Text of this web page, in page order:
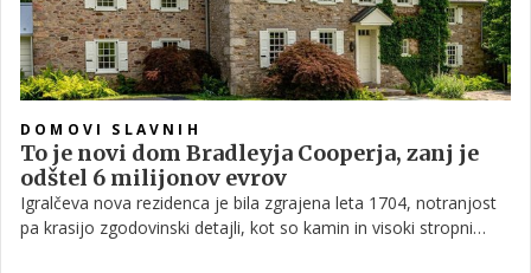
DOMOVI SLAVNIH
To je novi dom Bradleyja Cooperja, zanj je
odštel 6 milijonov evrov
Igralčeva nova rezidenca je bila zgrajena leta 1704, notranjost
pa krasijo zgodovinski detajli, kot so kamin in visoki stropni